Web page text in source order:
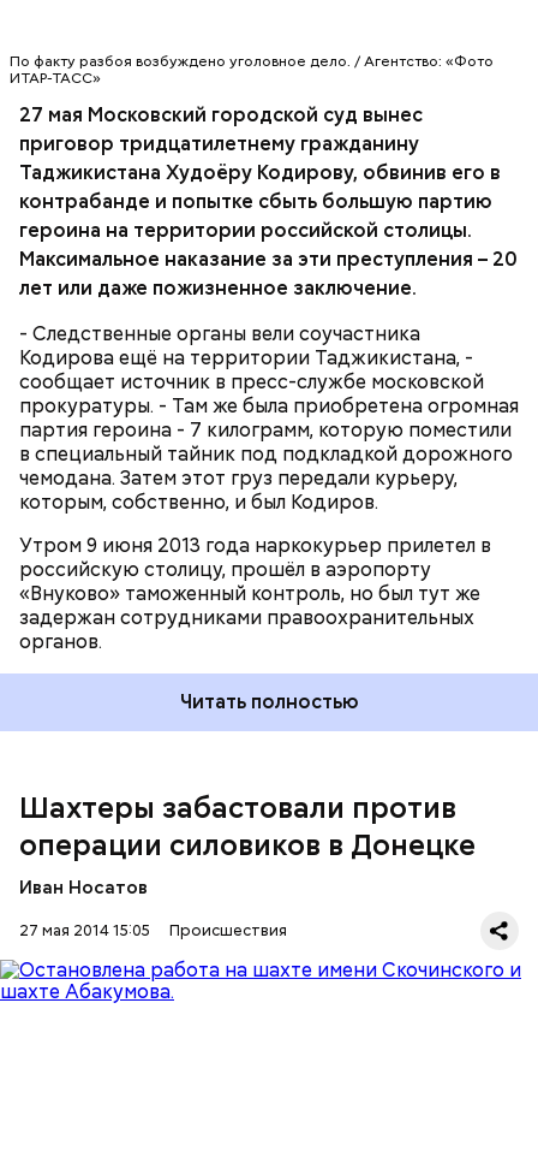
По факту разбоя возбуждено уголовное дело. / Агентство: «Фото
ИТАР-ТАСС»
27 мая Московский городской суд вынес
приговор тридцатилетнему гражданину
Таджикистана Худоёру Кодирову, обвинив его в
контрабанде и попытке сбыть большую партию
героина на территории российской столицы.
Максимальное наказание за эти преступления – 20
лет или даже пожизненное заключение.
- Следственные органы вели соучастника
Кодирова ещё на территории Таджикистана, -
сообщает источник в пресс-службе московской
прокуратуры. - Там же была приобретена огромная
партия героина - 7 килограмм, которую поместили
в специальный тайник под подкладкой дорожного
чемодана. Затем этот груз передали курьеру,
которым, собственно, и был Кодиров.
Утром 9 июня 2013 года наркокурьер прилетел в
российскую столицу, прошёл в аэропорту
«Внуково» таможенный контроль, но был тут же
задержан сотрудниками правоохранительных
органов.
По словам представителей пресс-службы
прокуратуры Москвы, была учтена позиция
государственного обвинителя, и суд приговорил
Кодирова к 16 годам лишения свободы с
отбыванием в исправительной колонии строгого
режима. Также источник сообщил, что в отношении
соучастника наркокурьера, оставшегося в
производство.
Читать полностью
Шахтеры забастовали против
операции силовиков в Донецке
Иван Носатов
27 мая 2014 15:05 Происшествия
Он отметил, что к этой акции должны были
цитирует«Интерфакс»Константина Кульмина.